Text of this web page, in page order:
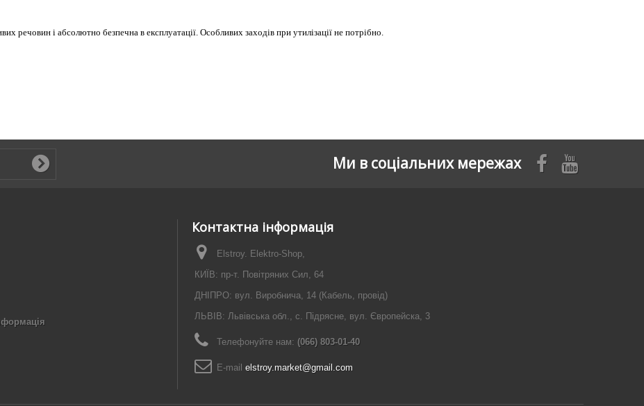
речовин і абсолютно безпечна в експлуатації. Особливих заходів при утилізації не потрібно.
Ми в соціальних мережах
Контактна інформація
Elstroy. Elektro-Shop,
КИЇВ: пр-т. Повітряних Сил, 64
ДНІПРО: вул. Виробнича, 14 (Кабель, провід)
ЛЬВІВ: Львівська обл., с. Підрясне, вул. Європейска, 3
Телефонуйте нам: (066) 803-01-40
E-maіl elstroy.market@gmail.com